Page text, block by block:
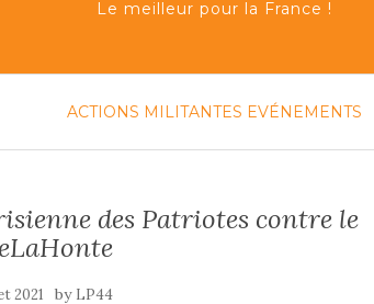
Le meilleur pour la France !
ACTIONS MILITANTES EVÉNEMENTS
des Patriotes contre le
2021 by LP44